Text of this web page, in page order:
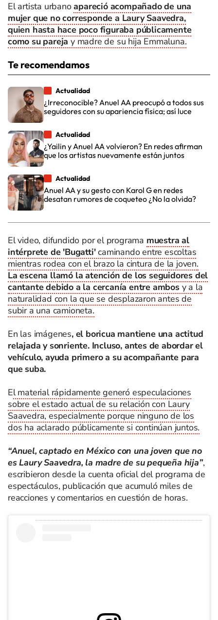
El artista urbano apareció acompañado de una
mujer que no corresponde a Laury Saavedra,
quien hasta hace poco figuraba públicamente
como su parejay madre de su hija Emmaluna.
Te recomendamos
Actualidad
¿Irreconocible? Anuel AA preocupó a todos sus
seguidores con su apariencia física; así luce
Actualidad
¿Yailin y Anuel AA volvieron? En redes afirman
que los artistas nuevamente están juntos
Actualidad
Anuel AA y su gesto con Karol G en redes
desatan rumores de coqueteo ¿No la olvida?
El video, difundido por el programa muestra al
intérprete de 'Bugatti'caminando entre escoltas
mientras rodea con el brazo la cintura de la joven.
La escena llamó la atención de los seguidores del
cantante debido a la cercanía entre ambosy a la
naturalidad con la que se desplazaron antes de
subir a una camioneta.
En las imágenes, el boricua mantiene una actitud
relajada y sonriente. Incluso, antes de abordar el
vehículo, ayuda primero a su acompañante para
que suba.
El material rápidamente generó especulaciones
sobre el estado actual de su relación con Laury
Saavedra, especialmente porque ninguno de los
dos ha aclarado públicamente si continúan juntos.
“Anuel, captado en México con una joven que no
es Laury Saavedra, la madre de su pequeña hija”,
escribieron desde la cuenta oficial del programa de
espectáculos, publicación que acumuló miles de
reacciones y comentarios en cuestión de horas.